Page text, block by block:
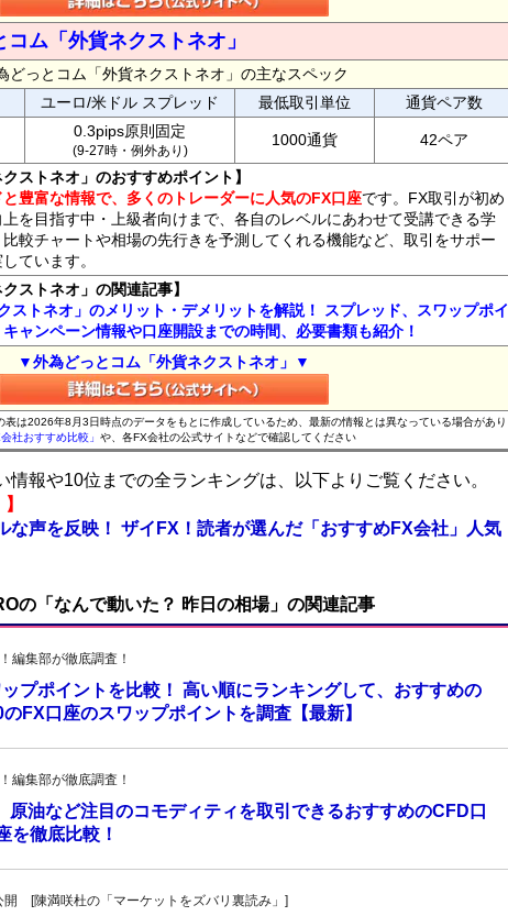
ム「外貨ネクストネオ」
どっとコム「外貨ネクストネオ」の主なスペック
ユーロ/米ドル スプレッド 最低取引単位
通貨ペア数
0.3pips原則固定
(9-27時・例外あり)
1000通貨 42ペア
ストネオ」のおすすめポイント】
豊富な情報で、多くのトレーダーに人気のFX口座です。FX取引が初め
を目指す中・上級者向けまで、各自のレベルにあわせて受講できる学
較チャートや相場の先行きを予測してくれる機能など、取引をサポー
ています。
ストネオ」の関連記事】
ストネオ」のメリット・デメリットを解説！ スプレッド、スワップポイ
ャンペーン情報や口座開設までの時間、必要書類も紹介！
▼外為どっとコム「外貨ネクストネオ」▼
は2026年8月3日時点のデータをもとに作成しているため、最新の情報とは異なっている場合があり
会社おすすめ比較」 や、各FX会社の公式サイトなどで確認してください
情報や10位までの全ランキングは、以下よりご覧ください。
な声を反映！ ザイFX！読者が選んだ「おすすめFX会社」人気
の「なんで動いた？ 昨日の相場」の関連記事
編集部が徹底調査！
プポイントを比較！ 高い順にランキングして、おすすめの
FX口座のスワップポイントを調査【最新】
編集部が徹底調査！
原油など注目のコモディティを取引できるおすすめのCFD口
を徹底比較！
[陳満咲杜の「マーケットをズバリ裏読み」]